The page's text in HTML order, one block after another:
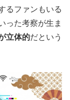
るファンもいる
った考察が生ま
立体的だという